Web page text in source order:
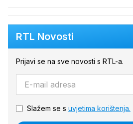
RTL Novosti
Prijavi se na sve novosti s RTL-a.
Slažem se s uvjetima korištenja.